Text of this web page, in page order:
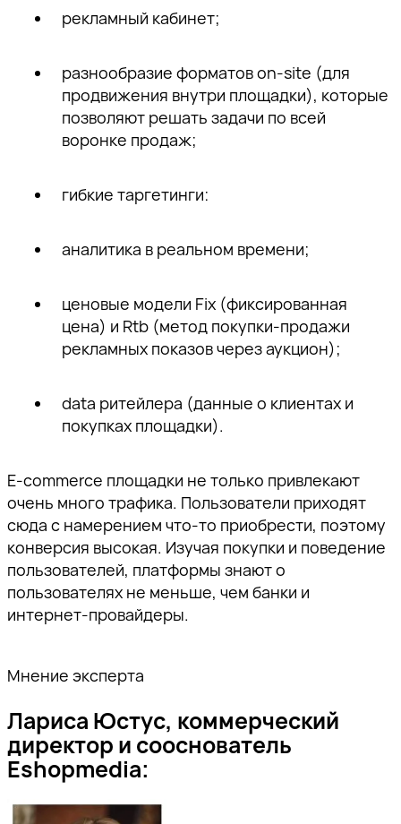
рекламный кабинет;
разнообразие форматов on-site (для
продвижения внутри площадки), которые
позволяют решать задачи по всей
воронке продаж;
гибкие таргетинги:
аналитика в реальном времени;
ценовые модели Fix (фиксированная
цена) и Rtb (метод покупки-продажи
рекламных показов через аукцион);
data ритейлера (данные о клиентах и
покупках площадки).
E-commerce площадки не только привлекают
очень много трафика. Пользователи приходят
сюда с намерением что-то приобрести, поэтому
конверсия высокая. Изучая покупки и поведение
пользователей, платформы знают о
пользователях не меньше, чем банки и
интернет-провайдеры.
Мнение эксперта
Лариса Юстус, коммерческий
директор и сооснователь
Eshopmedia: